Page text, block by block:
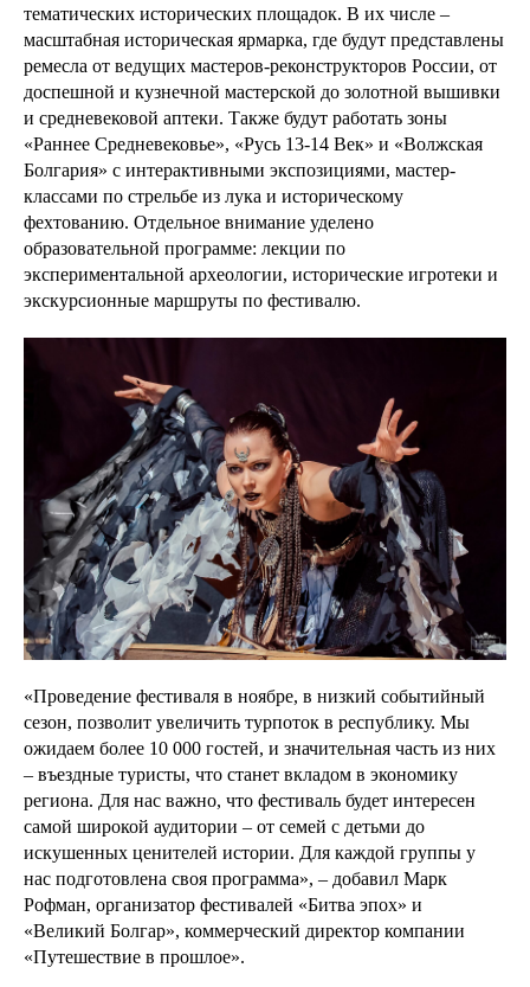
тематических исторических площадок. В их числе –
масштабная историческая ярмарка, где будут представлены
ремесла от ведущих мастеров-реконструкторов России, от
доспешной и кузнечной мастерской до золотной вышивки
и средневековой аптеки. Также будут работать зоны
«Раннее Средневековье», «Русь 13-14 Век» и «Волжская
Болгария» с интерактивными экспозициями, мастер-
классами по стрельбе из лука и историческому
фехтованию. Отдельное внимание уделено
образовательной программе: лекции по
экспериментальной археологии, исторические игротеки и
экскурсионные маршруты по фестивалю.
«Проведение фестиваля в ноябре, в низкий событийный
сезон, позволит увеличить турпоток в республику. Мы
ожидаем более 10 000 гостей, и значительная часть из них
– въездные туристы, что станет вкладом в экономику
региона. Для нас важно, что фестиваль будет интересен
самой широкой аудитории – от семей с детьми до
искушенных ценителей истории. Для каждой группы у
нас подготовлена своя программа», – добавил Марк
Рофман, организатор фестивалей «Битва эпох» и
«Великий Болгар», коммерческий директор компании
«Путешествие в прошлое».